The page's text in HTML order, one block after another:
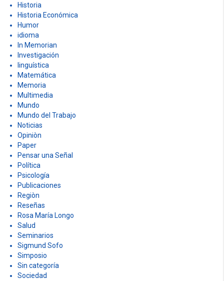
Historia
Historia Económica
Humor
idioma
In Memorian
Investigación
linguística
Matemática
Memoria
Multimedia
Mundo
Mundo del Trabajo
Noticias
Opiniòn
Paper
Pensar una Señal
Política
Psicología
Publicaciones
Regiòn
Reseñas
Rosa María Longo
Salud
Seminarios
Sigmund Sofo
Simposio
Sin categoría
Sociedad